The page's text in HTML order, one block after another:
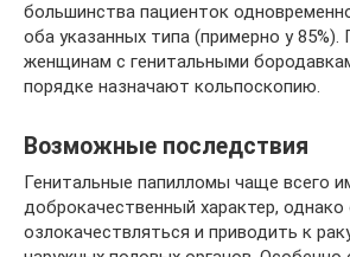
большинства пациенток
оба указанных типа (примерно у
женщинам с генитальными
порядке назначают кольпоскопию.
Возможные последствия
Генитальные папилломы чаще всего
доброкачественный характер,
озлокачествляться и приводить к